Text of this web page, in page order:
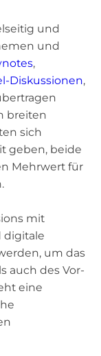
und
und
,
Diskussionen,
breiten
sich
geben, beide
Mehrwert für
mit
digitale
um das
auch des Vor-
eine